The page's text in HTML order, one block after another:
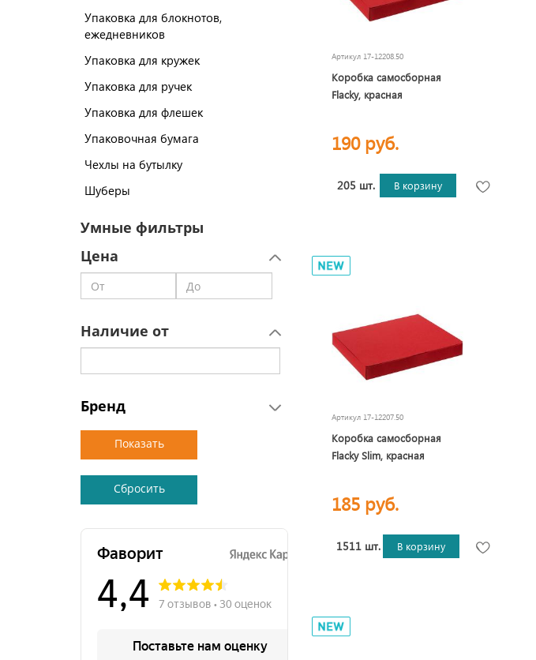
Упаковка для блокнотов,
ежедневников
Упаковка для кружек
Упаковка для ручек
Упаковка для флешек
Упаковочная бумага
Чехлы на бутылку
Шуберы
Умные фильтры
Цена
Наличие от
Бренд
Артикул 17-12208.50
Коробка самосборная
Flacky, красная
190 руб.
205 шт. В корзину
Артикул 17-12207.50
Коробка самосборная
Flacky Slim, красная
185 руб.
1511 шт. В корзину